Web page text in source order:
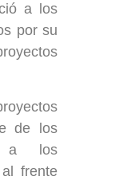
a los
por su
de los
a los
frente